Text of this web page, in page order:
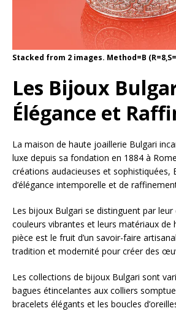
Stacked from 2 images. Method=B
Les Bijoux
Élégance et
La maison de haute joaillerie Bulgari
luxe depuis sa fondation en 1884 à
créations audacieuses et sophistiquées,
d’élégance intemporelle et de
Les bijoux Bulgari se distinguent par
couleurs vibrantes et leurs matériaux de
pièce est le fruit d’un savoir-faire
tradition et modernité pour créer des
Les collections de bijoux Bulgari sont
bagues étincelantes aux colliers
bracelets élégants et les boucles